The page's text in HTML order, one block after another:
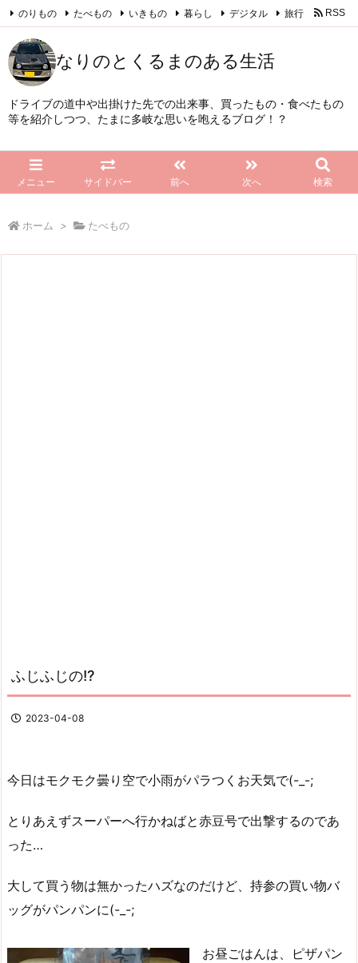
なりのとくるまのある生活
ドライブの道中や出掛けた先での出来事、買ったもの・食べたもの
等を紹介しつつ、たまに多岐な思いを咆えるブログ！？
メニュー サイドバー 前へ 次へ 検索
のりもの たべもの いきもの 暮らし デジタル 旅行 RSS
Feedly
ホーム > たべもの
ふじふじの!?
2023-04-08
今日はモクモク曇り空で小雨がパラつくお天気で(-_-;
とりあえずスーパーへ行かねばと赤豆号で出撃するのであ
った…
大して買う物は無かったハズなのだけど、持参の買い物バ
ッグがパンパンに(-_-;
お昼ごはんは、ピザパン